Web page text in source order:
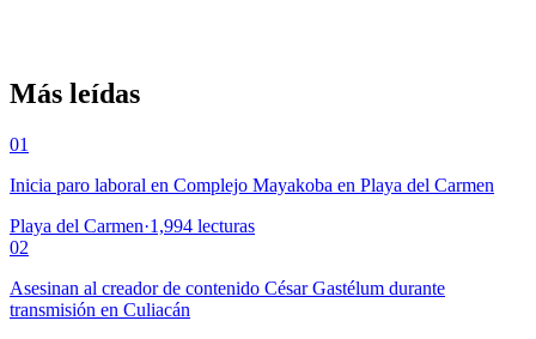
Más leídas
01
Inicia paro laboral en Complejo Mayakoba en Playa del Carmen
Playa del Carmen·1,994 lecturas
02
Asesinan al creador de contenido César Gastélum durante
transmisión en Culiacán